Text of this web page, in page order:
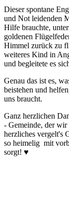
Dieser spontane
und Not leidenden
Hilfe brauchte,
goldenen
Himmel zurück zu
weiteres Kind in
und begleitete es
Genau das ist es,
beistehen und
uns braucht.
Ganz herzlichen
- Gemeinde, der
herzliches vergelt's
so heimelig mit
sorgt! ♥️